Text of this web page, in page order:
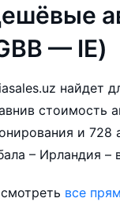
— IE)
найдет
стоимость
и 728
– Ирландия –
все